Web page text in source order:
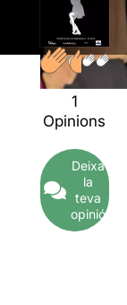
1
Opinions
Deixa
la
teva
opinió